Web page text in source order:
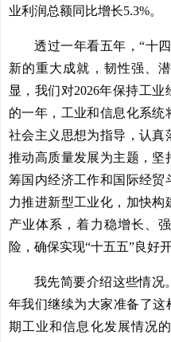
业利润总额同比增长5.3%。
透过一年看五年，“十
新的重大成就，韧性强、
显，我们对2026年保持工
的一年，工业和信息化系
社会主义思想为指导，认真
推动高质量发展为主题，坚
筹国内经济工作和国际经贸
力推进新型工业化，加快
产业体系，着力稳增长、
险，确保实现“十五五”良好开
我先简要介绍这些情况
年我们继续为大家准备了这
期工业和信息化发展情况